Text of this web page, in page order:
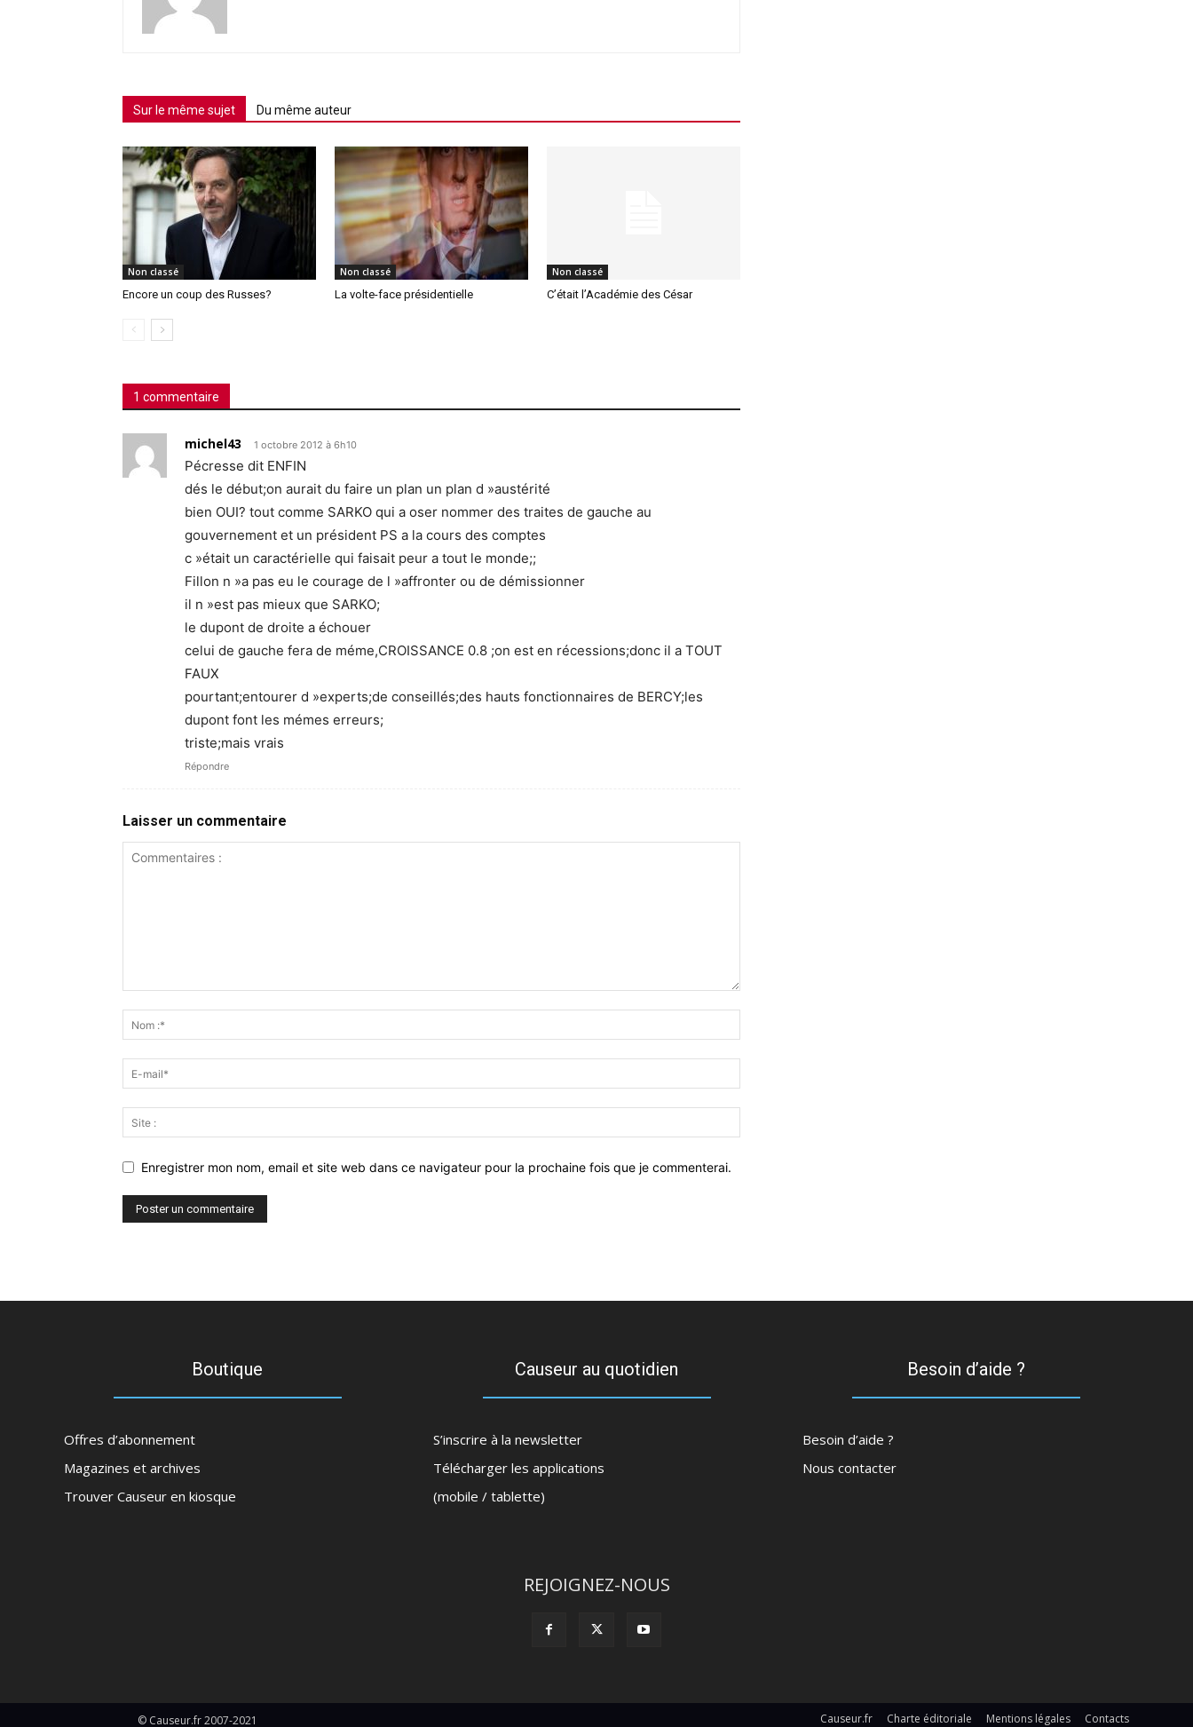
Sur le même sujet Du même auteur
Non classé
Encore un coup des Russes?
Non classé
La volte-face présidentielle
Non classé
C’était l’Académie des César
1 commentaire
michel43 1 octobre 2012 à 6h10
Pécresse dit ENFIN
dés le début;on aurait du faire un plan un plan d »austérité
bien OUI? tout comme SARKO qui a oser nommer des traites de gauche au
gouvernement et un président PS a la cours des comptes
c »était un caractérielle qui faisait peur a tout le monde;;
Fillon n »a pas eu le courage de l »affronter ou de démissionner
il n »est pas mieux que SARKO;
le dupont de droite a échouer
celui de gauche fera de méme,CROISSANCE 0.8 ;on est en récessions;donc il a TOUT
FAUX
pourtant;entourer d »experts;de conseillés;des hauts fonctionnaires de BERCY;les
dupont font les mémes erreurs;
triste;mais vrais
Répondre
Laisser un commentaire
Enregistrer mon nom, email et site web dans ce navigateur pour la prochaine fois que je commenterai.
Boutique
Offres d’abonnement
Magazines et archives
Trouver Causeur en kiosque
Causeur au quotidien
S’inscrire à la newsletter
Télécharger les applications
(mobile / tablette)
Besoin d’aide ?
Besoin d’aide ?
Nous contacter
REJOIGNEZ-NOUS
© Causeur.fr 2007-2021 Causeur.fr Charte éditoriale Mentions légales Contacts